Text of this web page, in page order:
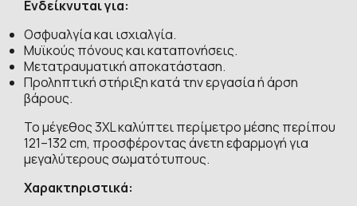
Ενδείκνυται για:
Οσφυαλγία και ισχιαλγία.
Μυϊκούς πόνους και καταπονήσεις.
Μετατραυματική αποκατάσταση.
Προληπτική στήριξη κατά την εργασία ή άρση
βάρους.
Το μέγεθος 3XL καλύπτει περίμετρο μέσης περίπου
121–132 cm, προσφέροντας άνετη εφαρμογή για
μεγαλύτερους σωματότυπους.
Χαρακτηριστικά: